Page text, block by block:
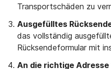
Transportschäden zu
Ausgefülltes
das vollständig
Rücksendeformular mit
An die richtige